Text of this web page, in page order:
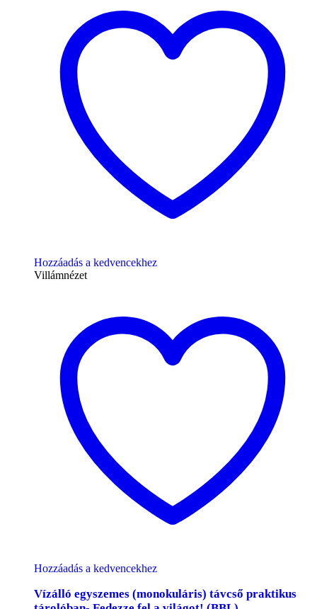
Hozzáadás a kedvencekhez
Villámnézet
Hozzáadás a kedvencekhez
Vízálló egyszemes (monokuláris) távcső praktikus